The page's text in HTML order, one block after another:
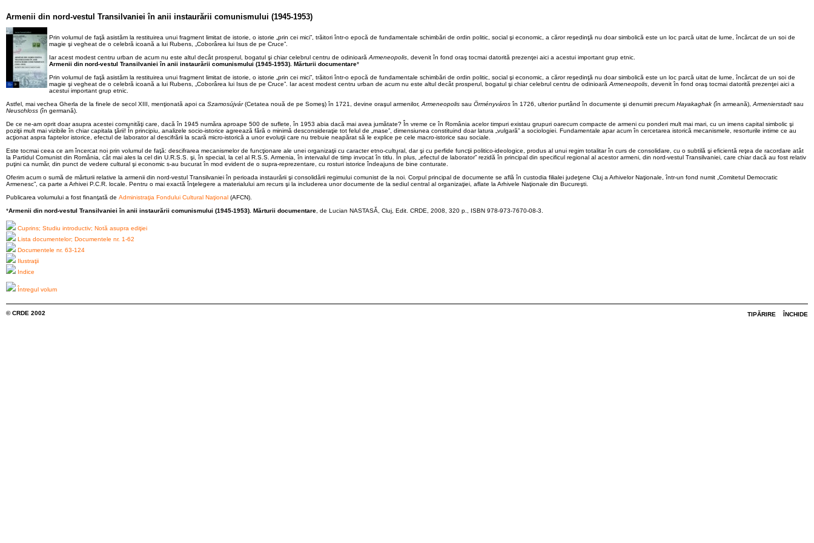
Armenii din nord-vestul Transilvaniei în anii instaurării comunismului (1945-1953)
Prin volumul de faţă asistăm la restituirea unui fragment limitat de istorie, o istorie „prin cei mici”, trăitori într-o epocă de fundamentale schimbări de ordin politic, social şi economic, a căror reşedinţă nu doar simbolică este un loc parcă uitat de lume, încărcat de un soi de
magie şi vegheat de o celebră icoană a lui Rubens, „Coborârea lui Isus de pe Cruce”.
Iar acest modest centru urban de acum nu este altul decât prosperul, bogatul şi chiar celebrul centru de odinioară Armeneopolis , devenit în fond oraş tocmai datorită prezenţei aici a acestui important grup etnic.
Armenii din nord-vestul Transilvaniei în anii instaurării comunismului (1945-1953). Mărturii documentare*
Prin volumul de faţă asistăm la restituirea unui fragment limitat de istorie, o istorie „prin cei mici”, trăitori într-o epocă de fundamentale schimbări de ordin politic, social şi economic, a căror reşedinţă nu doar simbolică este un loc parcă uitat de lume, încărcat de un soi de
magie şi vegheat de o celebră icoană a lui Rubens, „Coborârea lui Isus de pe Cruce”. Iar acest modest centru urban de acum nu este altul decât prosperul, bogatul şi chiar celebrul centru de odinioară Armeneopolis , devenit în fond oraş tocmai datorită prezenţei aici a
acestui important grup etnic.
Astfel, mai vechea Gherla de la finele de secol XIII, menţionată apoi ca Szamosújvár(Cetatea nouă de pe Someş) în 1721, devine oraşul armenilor, Armeneopolis sau Örményváros în 1726, ulterior purtând în documente şi denumiri precum Hayakaghak (în armeană), Armenierstadt sau
Neuschloss (în germană).
De ce ne-am oprit doar asupra acestei comunităţi care, dacă în 1945 număra aproape 500 de suflete, în 1953 abia dacă mai avea jumătate? În vreme ce în România acelor timpuri existau grupuri oarecum compacte de armeni cu ponderi mult mai mari, cu un imens capital simbolic şi
poziţii mult mai vizibile în chiar capitala ţării! În principiu, analizele socio-istorice agreează fără o minimă desconsideraţie tot felul de „mase”, dimensiunea constituind doar latura „vulgară” a sociologiei. Fundamentale apar acum în cercetarea istorică mecanismele, resorturile intime ce au
acţionat aspra faptelor istorice, efectul de laborator al descifrării la scară micro-istorică a unor evoluţii care nu trebuie neapărat să le explice pe cele macro-istorice sau sociale.
Este tocmai ceea ce am încercat noi prin volumul de faţă: descifrarea mecanismelor de funcţionare ale unei organizaţii cu caracter etno-cultural, dar şi cu perfide funcţii politico-ideologice, produs al unui regim totalitar în curs de consolidare, cu o subtilă şi eficientă reţea de racordare atât
la Partidul Comunist din România, cât mai ales la cel din U.R.S.S. şi, în special, la cel al R.S.S. Armenia, în intervalul de timp invocat în titlu. În plus, „efectul de laborator” rezidă în principal din specificul regional al acestor armeni, din nord-vestul Transilvaniei, care chiar dacă au fost relativ
puţini ca număr, din punct de vedere cultural şi economic s-au bucurat în mod evident de o supra-reprezentare, cu rosturi istorice îndeajuns de bine conturate.
Oferim acum o sumă de mărturii relative la armenii din nord-vestul Transilvaniei în perioada instaurării şi consolidării regimului comunist de la noi. Corpul principal de documente se află în custodia filialei judeţene Cluj a Arhivelor Naţionale, într-un fond numit „Comitetul Democratic
Armenesc”, ca parte a Arhivei P.C.R. locale. Pentru o mai exactă înţelegere a materialului am recurs şi la includerea unor documente de la sediul central al organizaţiei, aflate la Arhivele Naţionale din Bucureşti.
Publicarea volumului a fost finanţată de Administraţia Fondului Cultural Naţional (AFCN).
*Armenii din nord-vestul Transilvaniei în anii instaurării comunismului (1945-1953). Mărturii documentare , de Lucian NASTASĂ, Cluj, Edit. CRDE, 2008, 320 p., ISBN 978-973-7670-08-3.
Cuprins; Studiu introductiv; Notă asupra ediţiei
Lista documentelor; Documentele nr. 1-62
Documentele nr. 63-124
Ilustraţii
Indice
Întregul volum
© CRDE 2002 TIPĂRIRE ÎNCHIDE